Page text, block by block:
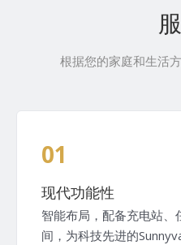
根据您的家庭和生活
01
现代功能性
智能布局，配备充电站
间，为科技先进的